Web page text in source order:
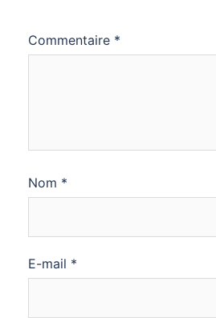
Commentaire *
Nom *
E-mail *